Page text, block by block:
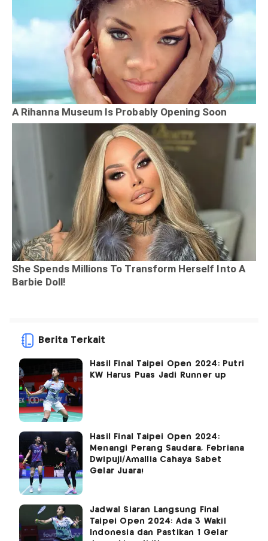
Berita Terkait
Hasil Final Taipei Open 2024: Putri
KW Harus Puas Jadi Runner up
Hasil Final Taipei Open 2024:
Menangi Perang Saudara, Febriana
Dwipuji/Amallia Cahaya Sabet
Gelar Juara!
Jadwal Siaran Langsung Final
Taipei Open 2024: Ada 3 Wakil
Indonesia dan Pastikan 1 Gelar